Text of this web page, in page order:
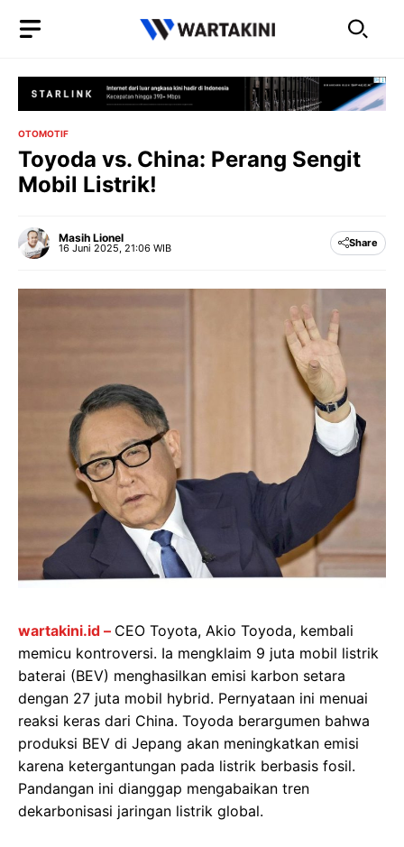
OTOMOTIF
Toyoda vs. China: Perang Sengit
Mobil Listrik!
Masih Lionel
16 Juni 2025, 21:06 WIB Share
wartakini.id – CEO Toyota, Akio Toyoda, kembali
memicu kontroversi. Ia mengklaim 9 juta mobil listrik
baterai (BEV) menghasilkan emisi karbon setara
dengan 27 juta mobil hybrid. Pernyataan ini menuai
reaksi keras dari China. Toyoda berargumen bahwa
produksi BEV di Jepang akan meningkatkan emisi
karena ketergantungan pada listrik berbasis fosil.
Pandangan ini dianggap mengabaikan tren
dekarbonisasi jaringan listrik global.